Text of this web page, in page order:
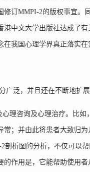
订MMPI-2的版权事宜。
中文大学出版社达成了
我国心理学界真正落实在
泛，并且还在不断地扩展
理咨询及心理治疗。比如
；并由此将患者大致归
析图的分析，不仅可以
作用是，它能帮助使用